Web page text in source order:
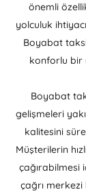
önemli
yolculuk
Boyabat
konforlu bir
Boyabat
gelişmeleri
kalitesini
Müşterilerin
çağırabilmesi
çağrı merkezi